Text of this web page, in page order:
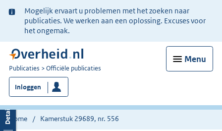
Ter
informatie:
Mogelijk ervaart u problemen met het zoeken naar
publicaties. We werken aan een oplossing. Excuses voor
het ongemak.
Menu
U
bent
nu
hier:
Publicaties Officiële publicaties
Inloggen
Home Kamerstuk 29689, nr. 556